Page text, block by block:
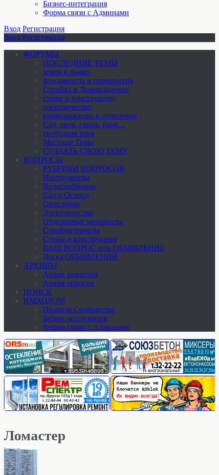
Бизнес-интеграция
Форма связи с Админами
Вход Регистрация
Вход Регистрация
ФОРУМЫ
ПОСЛЕДНИЕ ТЕМЫ
земля и право
фундаменты и перекрытия
Стройка и Домовладение
стены и конструкции
электричество
коммуникации и отопление
Cад, двор, гараж, баня…
свободная тема
Местные Темы
СОЗДАТЬ СВОЮ ТЕМУ
ВОПРОСЫ
РУБРИКИ ВОПРОСОВ
Инструменты
Водоснабжение
Сад и Огород
Отопление
Электричество
Отделочные материалы
Стройматериалы
Стены и конструкции
ВАШ ВОПРОС или ОБЪЯВЛЕНИЕ
Доска ОБЪЯВЛЕНИЙ
АРХИВЫ
Архив новостей
Архив опросов
ПОИСК
ИМХОДОМ
Правила Сообщества
Бизнес-интеграция
Форма связи с Админами
Ломастер